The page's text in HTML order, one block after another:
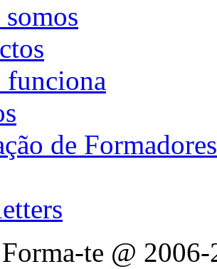
funciona
de Formadores
Forma-te @